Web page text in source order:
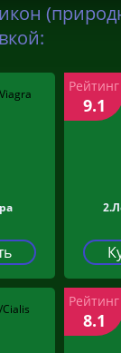
Рейтинг
9.1
Рейтинг
8.1